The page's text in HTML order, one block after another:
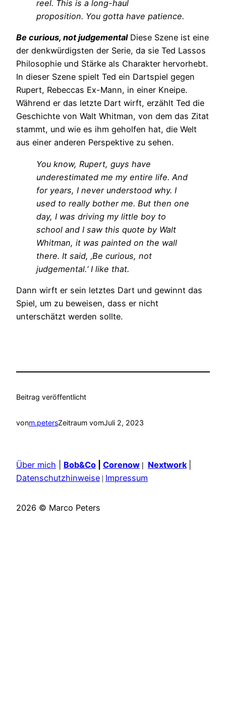
reel. This is a long-haul
proposition. You gotta have patience.
Be curious, not judgementalDiese Szene ist eine
der denkwürdigsten der Serie, da sie Ted Lassos
Philosophie und Stärke als Charakter hervorhebt.
In dieser Szene spielt Ted ein Dartspiel gegen
Rupert, Rebeccas Ex-Mann, in einer Kneipe.
Während er das letzte Dart wirft, erzählt Ted die
Geschichte von Walt Whitman, von dem das Zitat
stammt, und wie es ihm geholfen hat, die Welt
aus einer anderen Perspektive zu sehen.
You know, Rupert, guys have
underestimated me my entire life. And
for years, I never understood why. I
used to really bother me. But then one
day, I was driving my little boy to
school and I saw this quote by Walt
Whitman, it was painted on the wall
there. It said, ‚Be curious, not
judgemental.‘ I like that.
Dann wirft er sein letztes Dart und gewinnt das
Spiel, um zu beweisen, dass er nicht
unterschätzt werden sollte.
Beitrag veröffentlicht
vonm.petersZeitraum vomJuli 2, 2023
Über mich Bob&Co Corenow | Nextwork
Datenschutzhinweise | Impressum
2026 © Marco Peters